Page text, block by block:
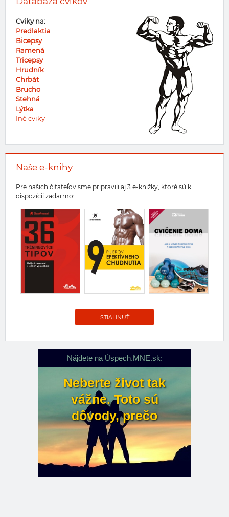
Cviky na:
Predlaktia
Bicepsy
Ramená
Tricepsy
Hrudník
Chrbát
Brucho
Stehná
Lýtka
Iné cviky
Naše e-knihy
Pre našich čitateľov sme pripravili aj 3 e-knižky, ktoré sú k
dispozícii zadarmo:
STIAHNUŤ